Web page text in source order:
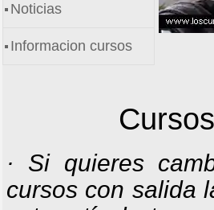
Noticias
Informacion cursos
· Si quieres
cursos con salida